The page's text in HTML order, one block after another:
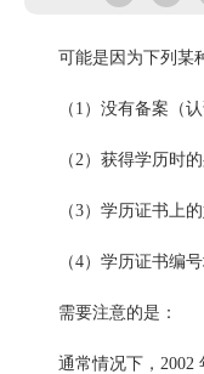
可能是因为下列某种
（1）没有备案（认
（2）获得学历时的
（3）学历证书上的
（4）学历证书编号
需要注意的是：
通常情况下，2002